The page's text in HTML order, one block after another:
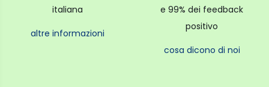
italiana
altre informazioni
e 99% dei feedback
positivo
cosa dicono di noi